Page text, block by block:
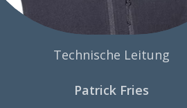
Technische Leitung
Patrick Fries